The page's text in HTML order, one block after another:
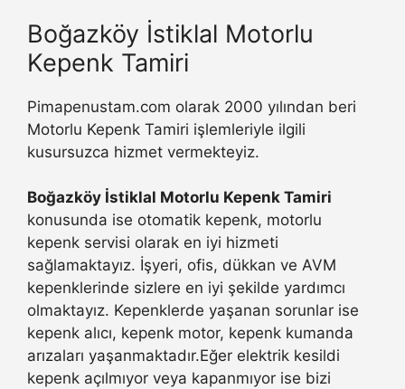
Boğazköy İstiklal Motorlu
Kepenk Tamiri
Pimapenustam.com olarak 2000 yılından beri
Motorlu Kepenk Tamiri işlemleriyle ilgili
kusursuzca hizmet vermekteyiz.
Boğazköy İstiklal Motorlu Kepenk Tamiri
konusunda ise otomatik kepenk, motorlu
kepenk servisi olarak en iyi hizmeti
sağlamaktayız. İşyeri, ofis, dükkan ve AVM
kepenklerinde sizlere en iyi şekilde yardımcı
olmaktayız. Kepenklerde yaşanan sorunlar ise
kepenk alıcı, kepenk motor, kepenk kumanda
arızaları yaşanmaktadır.Eğer elektrik kesildi
kepenk açılmıyor veya kapanmıyor ise bizi